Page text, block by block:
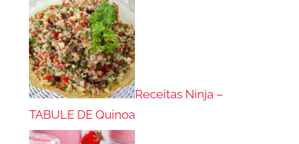
Receitas Ninja –
TABULE DE Quinoa